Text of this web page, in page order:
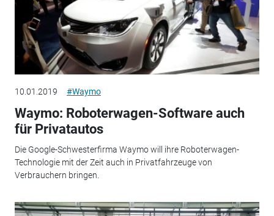
10.01.2019 #Waymo
Waymo: Roboterwagen-Software auch
für Privatautos
Die Google-Schwesterfirma Waymo will ihre Roboterwagen-
Technologie mit der Zeit auch in Privatfahrzeuge von
Verbrauchern bringen.